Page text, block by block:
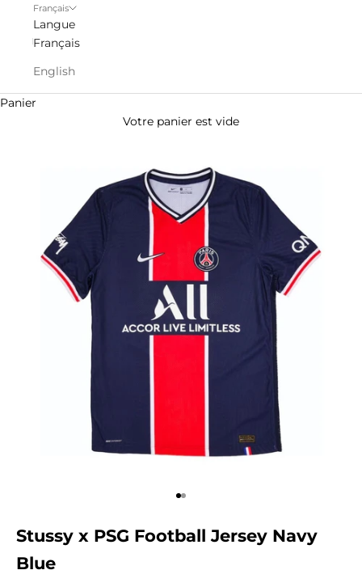
Français
Langue
Français
English
Panier
Votre panier est vide
Aller à l'élément 1
Aller à l'élément 2
Stussy x PSG Football Jersey Navy
Blue